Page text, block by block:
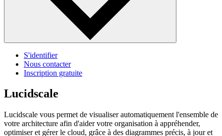
S'identifier
Nous contacter
Inscription gratuite
Lucidscale
Lucidscale vous permet de visualiser automatiquement l'ensemble de
votre architecture afin d'aider votre organisation à appréhender,
optimiser et gérer le cloud, grâce à des diagrammes précis, à jour et